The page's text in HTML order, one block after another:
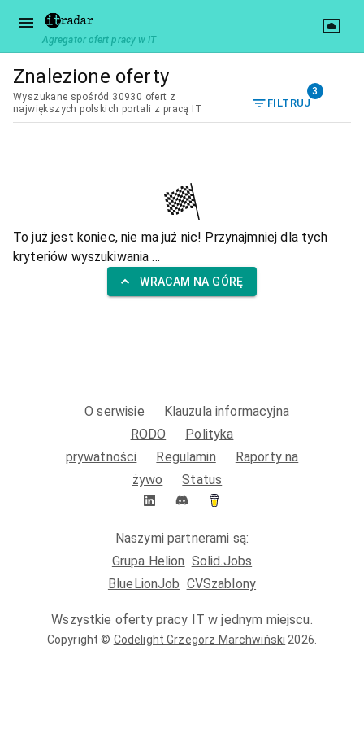
Agregator ofert pracy w IT
Znalezione oferty
Wyszukane spośród 30930 ofert z
największych polskich portali z pracą IT
FILTRUJ
3
To już jest koniec, nie ma już nic! Przynajmniej dla tych
kryteriów wyszukiwania ...
WRACAM NA GÓRĘ
O serwisie
Klauzula informacyjna
RODO
Polityka
prywatności
Regulamin
Raporty na
żywo
Status
Naszymi partnerami są:
Grupa Helion Solid.Jobs
BlueLionJob CVSzablony
Wszystkie oferty pracy IT w jednym miejscu.
Copyright © Codelight Grzegorz Marchwiński 2026